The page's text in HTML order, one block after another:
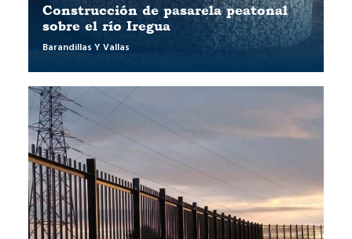
Construcción de pasarela peatonal
sobre el río Iregua
Barandillas Y Vallas